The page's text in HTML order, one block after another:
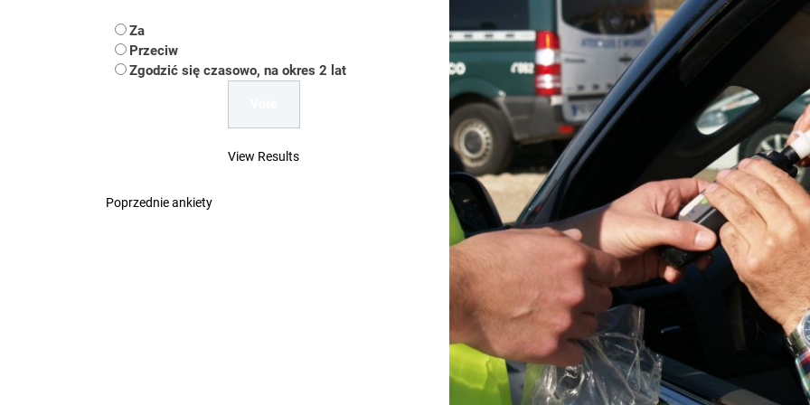
Uwaga Dębieńsko – woda nieprzydatna do spożycia!!!
Ilu mieszkańców ma Rybnik?
Dość komentowania kolejnych afer w ochronie zdrowia — czas zacząć mówić o
Za
Przeciw
Zgodzić się czasowo, na okres 2 lat
View Results
Poprzednie ankiety